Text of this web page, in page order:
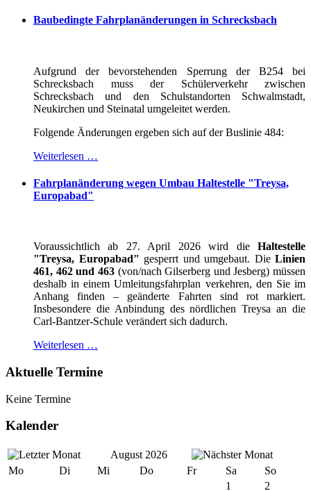
Baubedingte Fahrplanänderungen in Schrecksbach
Aufgrund der bevorstehenden Sperrung der B254 bei
Schrecksbach muss der Schülerverkehr zwischen
Schrecksbach und den Schulstandorten Schwalmstadt,
Neukirchen und Steinatal umgeleitet werden.
Folgende Änderungen ergeben sich auf der Buslinie 484:
Weiterlesen …
Fahrplanänderung wegen Umbau Haltestelle "Treysa,
Europabad"
Voraussichtlich ab 27. April 2026 wird die Haltestelle
"Treysa, Europabad" gesperrt und umgebaut. DieLinien
461, 462 und 463(von/nach Gilserberg und Jesberg) müssen
deshalb in einem Umleitungsfahrplan verkehren, den Sie im
Anhang finden – geänderte Fahrten sind rot markiert.
Insbesondere die Anbindung des nördlichen Treysa an die
Carl-Bantzer-Schule verändert sich dadurch.
Weiterlesen …
Aktuelle Termine
Keine Termine
Kalender
August 2026
Mo
Di Mi Do Fr Sa
So
1
2